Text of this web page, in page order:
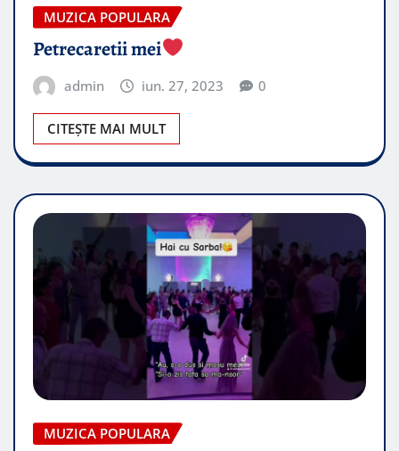
MUZICA POPULARA
Petrecaretii mei
admin iun. 27, 2023 0
CITEȘTE MAI MULT
MUZICA POPULARA